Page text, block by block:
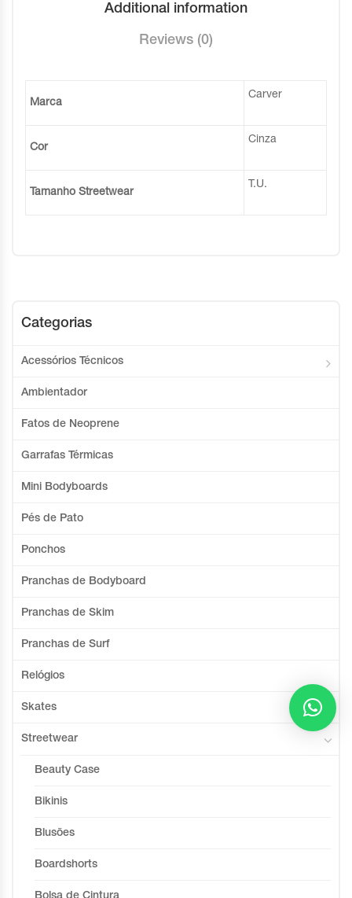
Additional information
Reviews (0)
Marca
Carver
Cor
Cinza
Tamanho Streetwear
T.U.
Categorias
Acessórios Técnicos
Ambientador
Fatos de Neoprene
Garrafas Térmicas
Mini Bodyboards
Pés de Pato
Ponchos
Pranchas de Bodyboard
Pranchas de Skim
Pranchas de Surf
Relógios
Skates
Streetwear
Beauty Case
Bikinis
Blusões
Boardshorts